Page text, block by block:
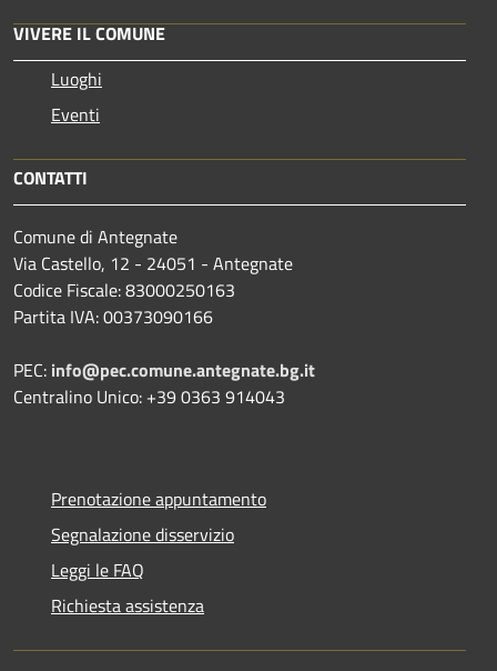
VIVERE IL COMUNE
Luoghi
Eventi
CONTATTI
Comune di Antegnate
Via Castello, 12 - 24051 - Antegnate
Codice Fiscale: 83000250163
Partita IVA: 00373090166
PEC: info@pec.comune.antegnate.bg.it
Centralino Unico: +39 0363 914043
Prenotazione appuntamento
Segnalazione disservizio
Leggi le FAQ
Richiesta assistenza